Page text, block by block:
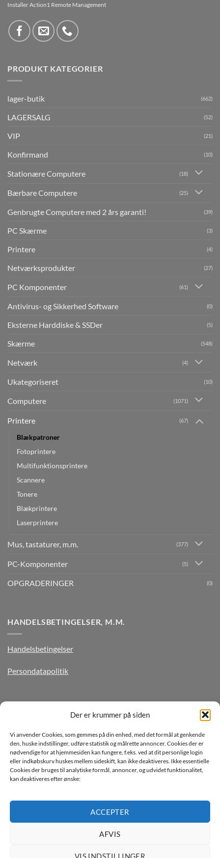
Der er krummer på siden
Vi anvender Cookies, som gemmes på din enhed, med det formål at genkende
den, huske indstillinger, udføre statistik og målrette annoncer. Cookies der er
nødvendige for at hjemmesiden kan fungere, f.eks. ved at dit personlige login
eller indkøbskurv huskes mellem sideskift, kan ikke deaktiveres. Ikke essentielle
Cookies der bruges til analytiske formål, annoncer, og udvidet funktionalitet,
kan deaktiveres efter ønske:
ACCEPTER
AFVIS
VIS INDSTILLINGER
Installer Action1 Remote Management
PRODUKT KATEGORIER
lager-butik (662)
LAGERSALG (52)
VIP (21)
Konfirmand (10)
Stationære Computere (18)
Bærbare Computere (25)
Genbrugte Computere med 2 års garanti! (39)
PC Skærme (3)
Printere (4)
Netværksprodukter (27)
PC Komponenter (61)
Antivirus- og Sikkerhed Software (0)
Eksterne Harddiske & SSDer (5)
Skærme (548)
Netværk (4)
Ukategoriseret (10)
Computere (1071)
Printere (67)
Blækpatroner
Fotoprintere
Multifunktionsprintere
Scannere
Tonere
Blækprintere
Laserprintere
Mus, tastaturer, m.m. (377)
PC-Komponenter (5)
OPGRADERINGER (0)
HANDELSBETINGELSER, M.M.
Handelsbetingelser
Persondatapolitik
Læs vores Persondatapolitik